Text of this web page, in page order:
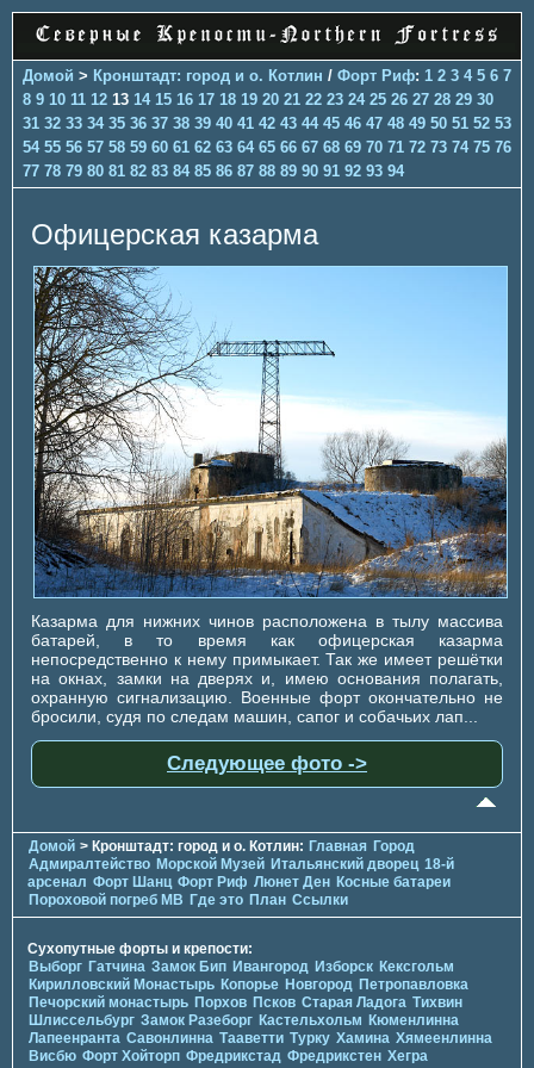
Домой > Кронштадт: город и о. Котлин / Форт Риф: 1 2 3 4 5 6 7
8 9 10 11 12 13 14 15 16 17 18 19 20 21 22 23 24 25 26 27 28 29 30
31 32 33 34 35 36 37 38 39 40 41 42 43 44 45 46 47 48 49 50 51 52 53
54 55 56 57 58 59 60 61 62 63 64 65 66 67 68 69 70 71 72 73 74 75 76
77 78 79 80 81 82 83 84 85 86 87 88 89 90 91 92 93 94
Офицерская казарма
Казарма для нижних чинов расположена в тылу массива
батарей, в то время как офицерская казарма
непосредственно к нему примыкает. Так же имеет решётки
на окнах, замки на дверях и, имею основания полагать,
охранную сигнализацию. Военные форт окончательно не
бросили, судя по следам машин, сапог и собачьих лап...
Следующее фото ->
Домой > Кронштадт: город и о. Котлин: Главная Город
Адмиралтейство Морской Музей Итальянский дворец 18-й
арсенал Форт Шанц Форт Риф Люнет Ден Косные батареи
Пороховой погреб МВ Где это План Ссылки
Сухопутные форты и крепости:
Выборг Гатчина Замок Бип Ивангород Изборск Кексгольм
Кирилловский Монастырь Копорье Новгород Петропавловка
Печорcкий монастырь Порхов Псков Старая Ладога Тихвин
Шлиссельбург Замок Разеборг Кастельхольм Кюменлинна
Лапеенранта Савонлинна Тааветти Турку Хамина Хямеенлинна
Висбю Форт Хойторп Фредрикстад Фредрикстен Хегра